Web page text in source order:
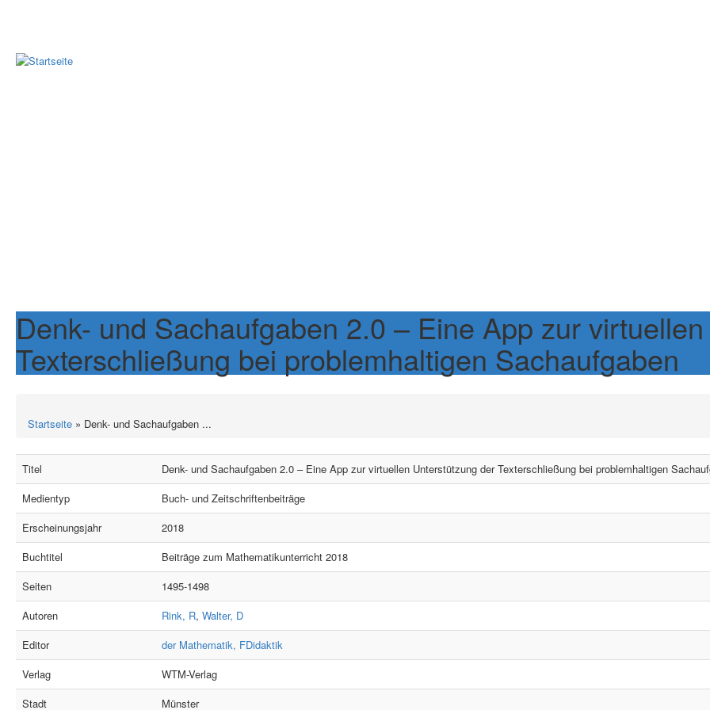
Denk- und Sachaufgaben 2.0 – Eine App zur
Texterschließung bei problemhaltigen Sachaufgaben
Startseite » Denk- und Sachaufgaben ...
Titel
Denk- und Sachaufgaben 2.0 – Eine App zur virtuellen Unterstützung der Texterschließung bei problemhaltigen
Medientyp
Buch- und Zeitschriftenbeiträge
Erscheinungsjahr
2018
Buchtitel
Beiträge zum Mathematikunterricht 2018
Seiten
1495-1498
Autoren
Rink, R, Walter, D
Editor
der Mathematik, FDidaktik
Verlag
WTM-Verlag
Stadt
Münster